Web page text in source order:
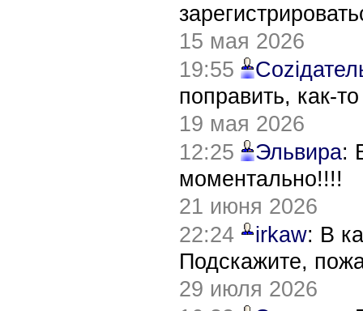
15 мая 2026
19:55
поправить, как-
19 мая 2026
12:25
Эльвира:
моментально!!!!
21 июня 2026
22:24
irkaw: В
Подскажите,
29 июля 2026